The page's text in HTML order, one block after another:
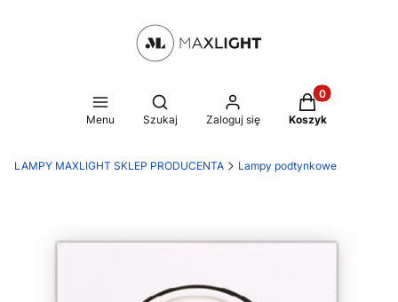
Menu
Otwórz wyszukiwarkę
Szukaj Zaloguj się
Produkty w
Koszyk
LAMPY MAXLIGHT SKLEP PRODUCENTA Lampy podtynkowe